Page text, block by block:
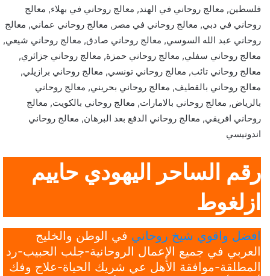
فلسطين, معالج روحاني في الهند, معالج روحاني في بهلاء, معالج
روحاني في دبي, معالج روحاني في مصر, معالج روحاني عماني, معالج
روحاني عبد الله السوسي, معالج روحاني صادق, معالج روحاني شيعي,
معالج روحاني سفلي, معالج روحاني حمزة, معالج روحاني جزائري,
معالج روحاني تائب, معالج روحاني تونسي, معالج روحاني برازيلي,
معالج روحاني بالقطيف, معالج روحاني بحريني, معالج روحاني
بالرياض, معالج روحاني بالامارات, معالج روحاني بالكويت, معالج
روحاني افريقي, معالج روحاني الدفع بعد البرهان, معالج روحاني
اندونيسي
رقم الساحر اليهودي حاييم
ازلغوط
افضل واقوي شيخ روحاني في الوطن والخليج
العربي في جميع الإعمال الروحانية-جلب الحبيب-رد
المطلقة-موافقة الأهل عي شريك الحياة-علاج وفك